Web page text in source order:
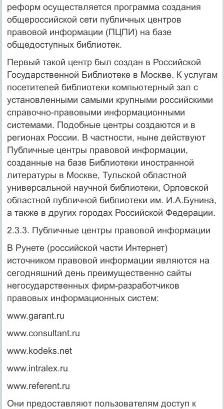
реформ осуществляется программа создания
общероссийской сети публичных центров
правовой информации (ПЦПИ) на базе
общедоступных библиотек.
Первый такой центр был создан в Российской
Государственной Библиотеке в Москве. К услугам
посетителей библиотеки компьютерный зал с
установленными самыми крупными российскими
справочно-правовыми информационными
системами. Подобные центры создаются и в
регионах России. В частности, ныне действуют
Публичные центры правовой информации,
созданные на базе Библиотеки иностранной
литературы в Москве, Тульской областной
универсальной научной библиотеки, Орловской
областной публичной библиотеки им. И.А.Бунина,
а также в других городах Российской Федерации.
2.3.3. Публичные центры правовой информации
В Рунете (российской части Интернет)
источником правовой информации являются на
сегодняшний день преимущественно сайты
негосударственных фирм-разработчиков
правовых информационных систем:
www.garant.ru
www.consultant.ru
www.kodeks.net
www.intralex.ru
www.referent.ru
Они предоставляют пользователям доступ к